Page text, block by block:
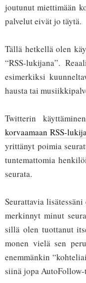
joutunut miettimään
palvelut eivät jo täytä.
Tällä hetkellä olen
“RSS-lukijana”.
esimerkiksi
hausta tai
Twitterin
korvaamaan RSS-
yrittänyt poimia
tuntemattomia
seurata.
Seurattavia
merkinnyt minut
sillä olen tuottanut
monen vielä sen
enemmänkin
siinä jopa